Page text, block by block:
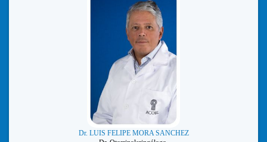
Dr. LUIS FELIPE MORA SANCHEZ